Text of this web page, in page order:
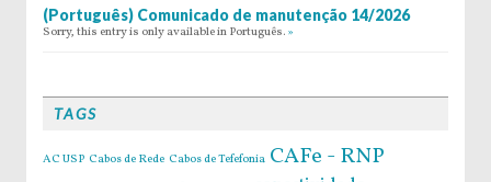
(Português) Comunicado de manutenção 14/2026
Sorry, this entry is only available in Português. »
TAGS
AC USP Cabos de Rede Cabos de Tefefonia CAFe - RNP